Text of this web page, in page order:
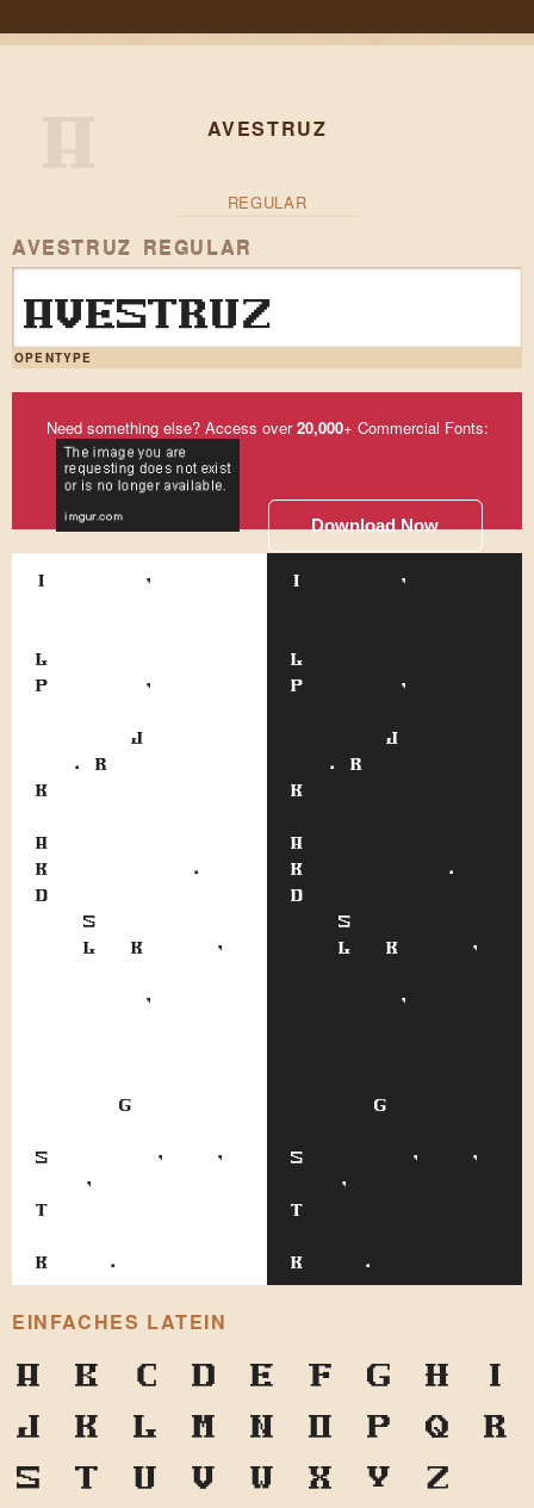
AVESTRUZ
REGULAR
AVESTRUZ REGULAR
AVESTRUZ
OPENTYPE
Need something else? Access over20,000+ Commercial Fonts:
Download Now
Irgendwie, auch
Laufbursche am
Platz war, holte
anderen Jungen
ein. Raufen und
Kämpfen gehörte
Arbeitsalltag von
Kerenski dazu.
Das ist nur einer
der Spitznamen
von Leo Kobreen,
verliehen,
seines Gesichtes
Staatsmann, und,
auch, wegen dem
Tragens von sehr
Kragen.
Irgendwie, auch
Laufbursche am
Platz war, holte
anderen Jungen
ein. Raufen und
Kämpfen gehörte
Arbeitsalltag von
Kerenski dazu.
Das ist nur einer
der Spitznamen
von Leo Kobreen,
verliehen,
seines Gesichtes
Staatsmann, und,
auch, wegen dem
Tragens von sehr
Kragen.
EINFACHES LATEIN
A B C D E F G H
I
J
K L M N O P Q
R
S
T U V W X Y Z